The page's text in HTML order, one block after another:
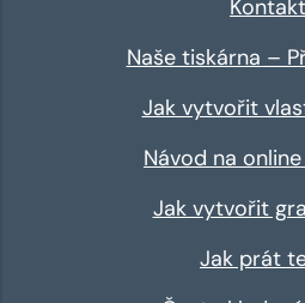
Kontakt
Naše tiskárna –
Jak vytvořit
Návod na
Jak vytvořit
Jak prát